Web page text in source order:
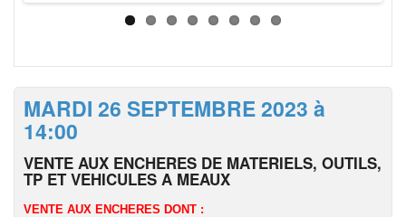
MARDI 26 SEPTEMBRE 2023 à
14:00
VENTE AUX ENCHERES DE MATERIELS, OUTILS,
TP ET VEHICULES A MEAUX
VENTE AUX ENCHERES DONT :